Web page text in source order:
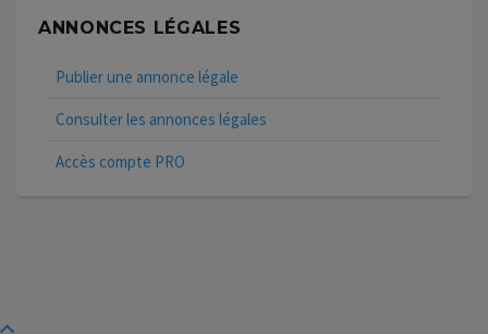
ANNONCES LÉGALES
Publier une annonce légale
Consulter les annonces légales
Accès compte PRO